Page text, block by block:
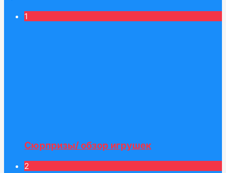
1
Сюрпризы/ обзор игрушек
2